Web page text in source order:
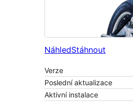
NáhledStáhnout
Verze
Poslední aktualizace
Aktivní instalace